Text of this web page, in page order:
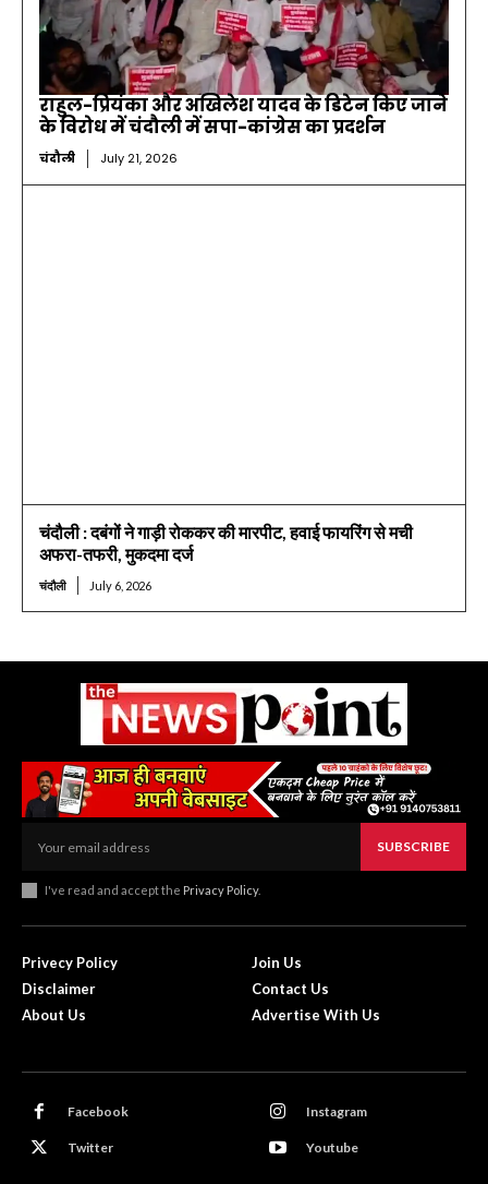
राहुल-प्रियंका और अखिलेश यादव के डिटेन किए जाने
के विरोध में चंदौली में सपा-कांग्रेस का प्रदर्शन
चंदौली July 21, 2026
चंदौली : दबंगों ने गाड़ी रोककर की मारपीट, हवाई फायरिंग से मची
अफरा-तफरी, मुकदमा दर्ज
चंदौली July 6, 2026
SUBSCRIBE
I've read and accept the Privacy Policy.
Privecy Policy
Disclaimer
About Us
Join Us
Contact Us
Advertise With Us
Facebook Instagram
Twitter Youtube